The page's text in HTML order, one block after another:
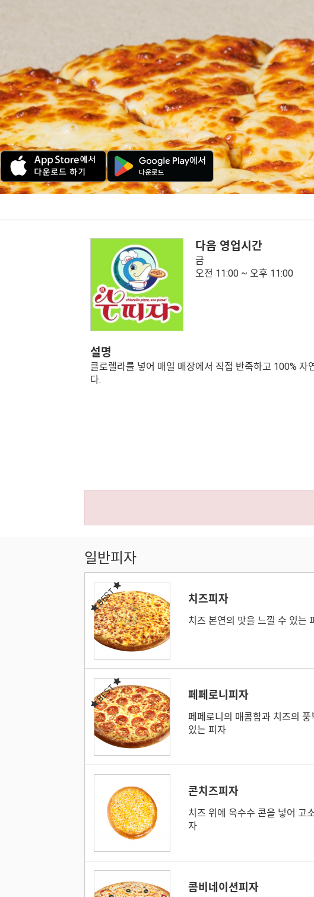
다음 영업시간
금
오전 11:00 ~ 오후 11:00
설명
클로렐라를 넣어 매일 매장에서 직접 반죽하고 100% 자
다.
일반피자
BEST 치즈피자
치즈 본연의 맛을 느낄 수 있는
BEST 페페로니피자
페페로니의 매콤함과 치즈의 풍
있는 피자
콘치즈피자
치즈 위에 옥수수 콘을 넣어 고
자
콤비네이션피자